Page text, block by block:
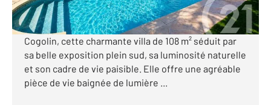
Nichée dans un environnement résidentiel prisé de
Cogolin, cette charmante villa de 108 m² séduit par
sa belle exposition plein sud, sa luminosité naturelle
et son cadre de vie paisible. Elle offre une agréable
pièce de vie baignée de lumière ...